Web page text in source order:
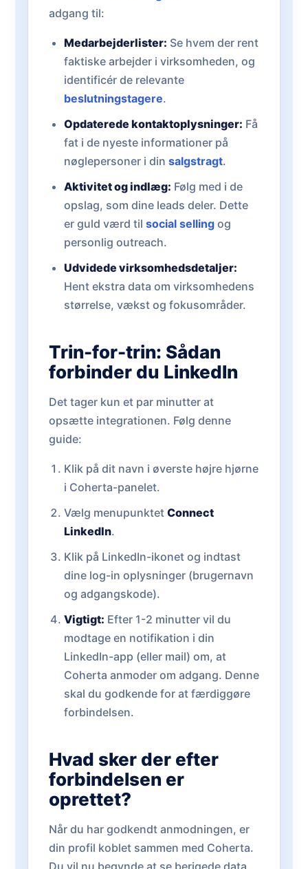
adgang til:
Medarbejderlister: Se hvem der rent
faktiske arbejder i virksomheden, og
identificér de relevante
beslutningstagere.
Opdaterede kontaktoplysninger: Få
fat i de nyeste informationer på
nøglepersoner i din salgstragt.
Aktivitet og indlæg: Følg med i de
opslag, som dine leads deler. Dette
er guld værd til social sellingog
personlig outreach.
Udvidede virksomhedsdetaljer:
Hent ekstra data om virksomhedens
størrelse, vækst og fokusområder.
Trin-for-trin: Sådan
forbinder du LinkedIn
Det tager kun et par minutter at
opsætte integrationen. Følg denne
guide:
Klik på dit navn i øverste højre hjørne
i Coherta-panelet.
Vælg menupunktet Connect
LinkedIn.
Klik på LinkedIn-ikonet og indtast
dine log-in oplysninger (brugernavn
og adgangskode).
Vigtigt: Efter 1-2 minutter vil du
modtage en notifikation i din
LinkedIn-app (eller mail) om, at
Coherta anmoder om adgang. Denne
skal du godkende for at færdiggøre
forbindelsen.
Hvad sker der efter
forbindelsen er
oprettet?
Når du har godkendt anmodningen, er
din profil koblet sammen med Coherta.
Du vil nu begynde at se berigede data